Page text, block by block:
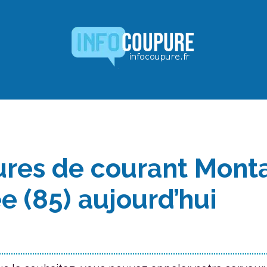
de courant
(85) aujourd’hui